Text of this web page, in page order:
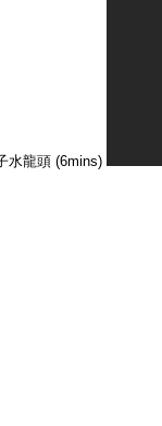
水龍頭 (6mins)